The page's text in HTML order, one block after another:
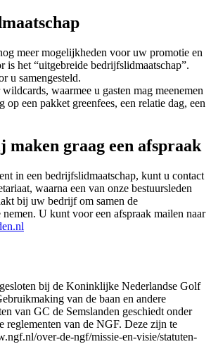
meer mogelijkheden voor uw promotie en
is het “uitgebreide bedrijfslidmaatschap”.
u samengesteld.
waarmee u gasten mag meenemen
een pakket greenfees, een relatie dag, een
maken graag een afspraak
in een bedrijfslidmaatschap, kunt u contact
waarna een van onze bestuursleden
bij uw bedrijf om samen de
U kunt voor een afspraak mailen naar
bij de Koninklijke Nederlandse Golf
van de baan en andere
van GC de Semslanden geschiedt onder
reglementen van de NGF. Deze zijn te
over-de-ngf/missie-en-visie/statuten-